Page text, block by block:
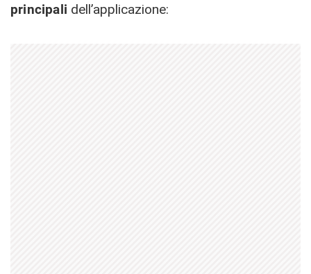
principali dell’applicazione: